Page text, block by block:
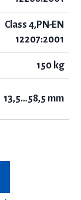
Class 4,PN-EN
12207:2001
150 kg
13,5…58,5 mm